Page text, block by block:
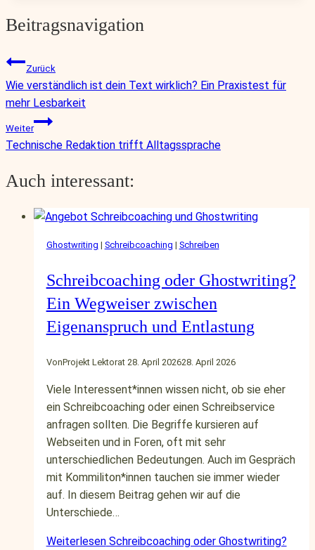
Beitragsnavigation
Zurück
Wie verständlich ist dein Text wirklich? Ein Praxistest für
mehr Lesbarkeit
Weiter
Technische Redaktion trifft Alltagssprache
Auch interessant:
Ghostwriting | Schreibcoaching | Schreiben
Schreibcoaching oder Ghostwriting?
Ein Wegweiser zwischen
Eigenanspruch und Entlastung
VonProjekt Lektorat 28. April 202628. April 2026
Viele Interessent*innen wissen nicht, ob sie eher
ein Schreibcoaching oder einen Schreibservice
anfragen sollten. Die Begriffe kursieren auf
Webseiten und in Foren, oft mit sehr
unterschiedlichen Bedeutungen. Auch im Gespräch
mit Kommiliton*innen tauchen sie immer wieder
auf. In diesem Beitrag gehen wir auf die
Unterschiede…
WeiterlesenSchreibcoaching oder Ghostwriting?